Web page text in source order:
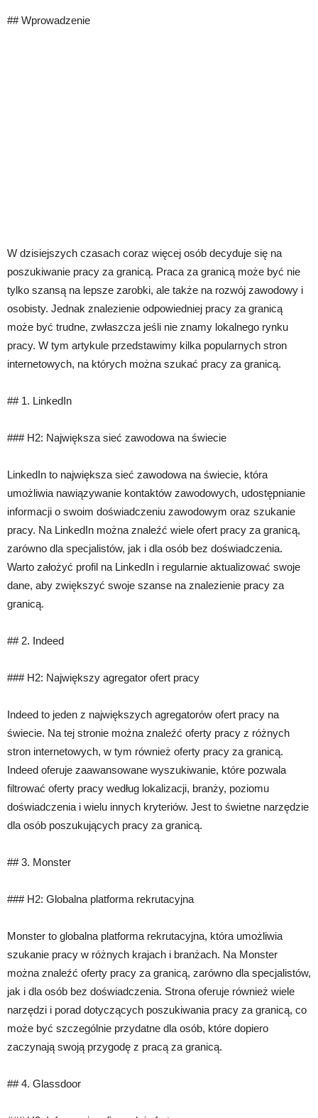
## Wprowadzenie
W dzisiejszych czasach coraz więcej osób decyduje się na
poszukiwanie pracy za granicą. Praca za granicą może być nie
tylko szansą na lepsze zarobki, ale także na rozwój zawodowy i
osobisty. Jednak znalezienie odpowiedniej pracy za granicą
może być trudne, zwłaszcza jeśli nie znamy lokalnego rynku
pracy. W tym artykule przedstawimy kilka popularnych stron
internetowych, na których można szukać pracy za granicą.
## 1. LinkedIn
### H2: Największa sieć zawodowa na świecie
LinkedIn to największa sieć zawodowa na świecie, która
umożliwia nawiązywanie kontaktów zawodowych, udostępnianie
informacji o swoim doświadczeniu zawodowym oraz szukanie
pracy. Na LinkedIn można znaleźć wiele ofert pracy za granicą,
zarówno dla specjalistów, jak i dla osób bez doświadczenia.
Warto założyć profil na LinkedIn i regularnie aktualizować swoje
dane, aby zwiększyć swoje szanse na znalezienie pracy za
granicą.
## 2. Indeed
### H2: Największy agregator ofert pracy
Indeed to jeden z największych agregatorów ofert pracy na
świecie. Na tej stronie można znaleźć oferty pracy z różnych
stron internetowych, w tym również oferty pracy za granicą.
Indeed oferuje zaawansowane wyszukiwanie, które pozwala
filtrować oferty pracy według lokalizacji, branży, poziomu
doświadczenia i wielu innych kryteriów. Jest to świetne narzędzie
dla osób poszukujących pracy za granicą.
## 3. Monster
### H2: Globalna platforma rekrutacyjna
Monster to globalna platforma rekrutacyjna, która umożliwia
szukanie pracy w różnych krajach i branżach. Na Monster
można znaleźć oferty pracy za granicą, zarówno dla specjalistów,
jak i dla osób bez doświadczenia. Strona oferuje również wiele
narzędzi i porad dotyczących poszukiwania pracy za granicą, co
może być szczególnie przydatne dla osób, które dopiero
zaczynają swoją przygodę z pracą za granicą.
## 4. Glassdoor